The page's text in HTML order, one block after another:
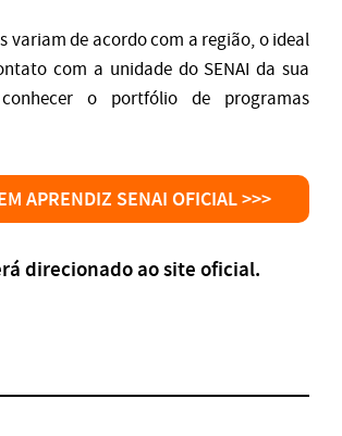
variam de acordo com a região, o ideal
com a unidade do SENAI da sua
o portfólio de programas
APRENDIZ SENAI OFICIAL >>>
direcionado ao site oficial.